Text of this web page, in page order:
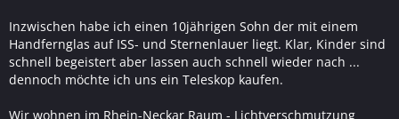
Inzwischen habe ich einen 10jährigen Sohn der mit einem
Handfernglas auf ISS- und Sternenlauer liegt. Klar, Kinder sind
schnell begeistert aber lassen auch schnell wieder nach ...
dennoch möchte ich uns ein Teleskop kaufen.
Wir wohnen im Rhein-Neckar Raum - Lichtverschmutzung